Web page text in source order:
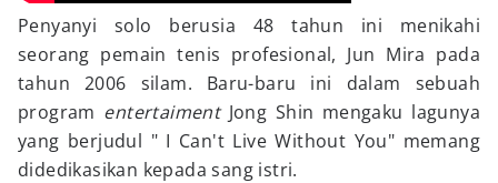
Penyanyi solo berusia 48 tahun ini menikahi
seorang pemain tenis profesional, Jun Mira pada
tahun 2006 silam. Baru-baru ini dalam sebuah
program entertaimentJong Shin mengaku lagunya
yang berjudul " I Can't Live Without You" memang
didedikasikan kepada sang istri.